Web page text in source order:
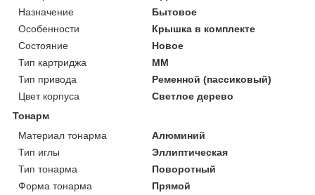
Назначение
Бытовое
Особенности
Крышка в комплекте
Состояние
Новое
Тип картриджа
MM
Тип привода
Ременной (пассиковый)
Цвет корпуса
Светлое дерево
Тонарм
Материал тонарма
Алюминий
Тип иглы
Эллиптическая
Тип тонарма
Поворотный
Форма тонарма
Прямой